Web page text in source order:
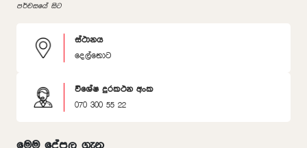
පර්චසයේ සිට
ස්ථානය
දෙල්තොට
විශේෂ දුරකථන අංක
070 300 55 22
මෙම දේපල ගැන